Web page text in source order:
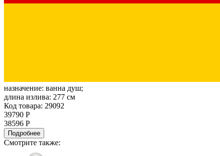
назначение: ванна душ;
длина излива: 277 см
Код товара: 29092
39790 Р
38596 Р
Подробнее
Смотрите также: